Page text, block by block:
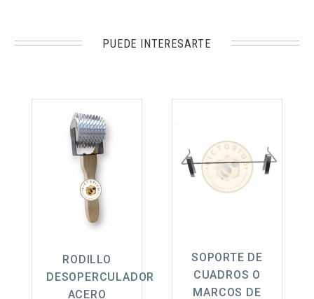
PUEDE INTERESARTE
RODILLO
DESOPERCULADOR
ACERO
SOPORTE DE
CUADROS O
MARCOS DE